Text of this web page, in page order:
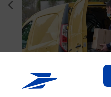
Envoyer un colis